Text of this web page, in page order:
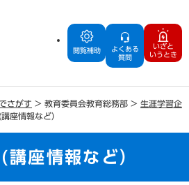
閲覧補助
よくある
質問
いざと
いうとき
さがす > 教育委員会教育総務部 > 生涯学習企
座情報など）
座情報など）